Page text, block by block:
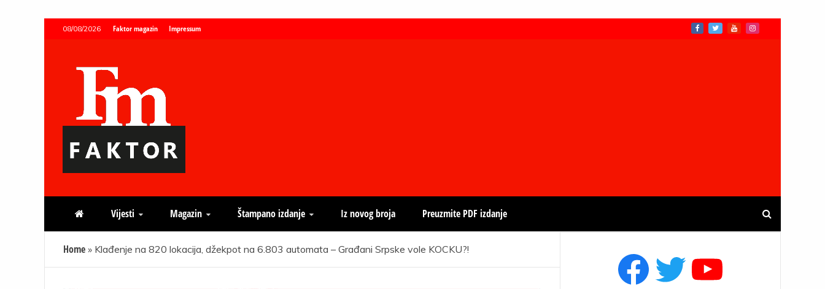
08/08/2026 Faktor magazin Impressum
Faktor magazin
Vijesti Magazin Štampano izdanje Iz novog broja Preuzmite PDF izdanje
Home » Klađenje na 820 lokacija, džekpot na 6.803 automata – Građani Srpske vole KOCKU?! Facebook
TwitterYouTube